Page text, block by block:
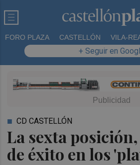
FORO PLAZA CASTELLÓN VILA-
+ Seguir en
La sexta
de éxito en los
CD CASTELLÓN